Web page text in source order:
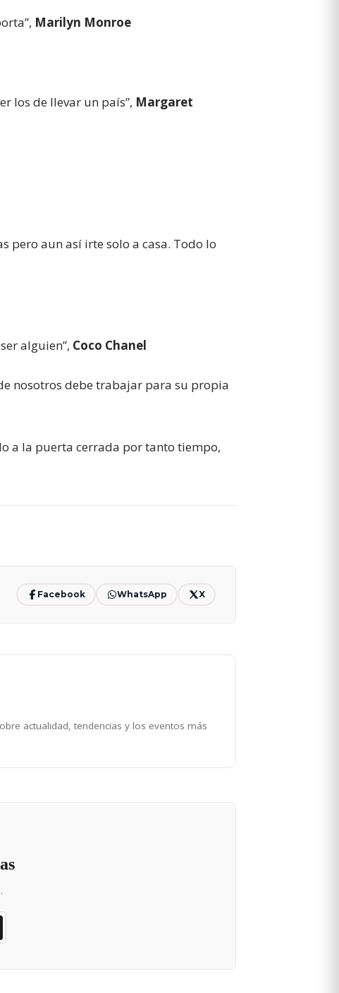
Marilyn Monroe
los de llevar un país”, Margaret
pero aun así irte solo a casa. Todo lo
alguien”, Coco Chanel
nosotros debe trabajar para su propia
a la puerta cerrada por tanto tiempo,
Facebook WhatsApp X
actualidad, tendencias y los eventos más